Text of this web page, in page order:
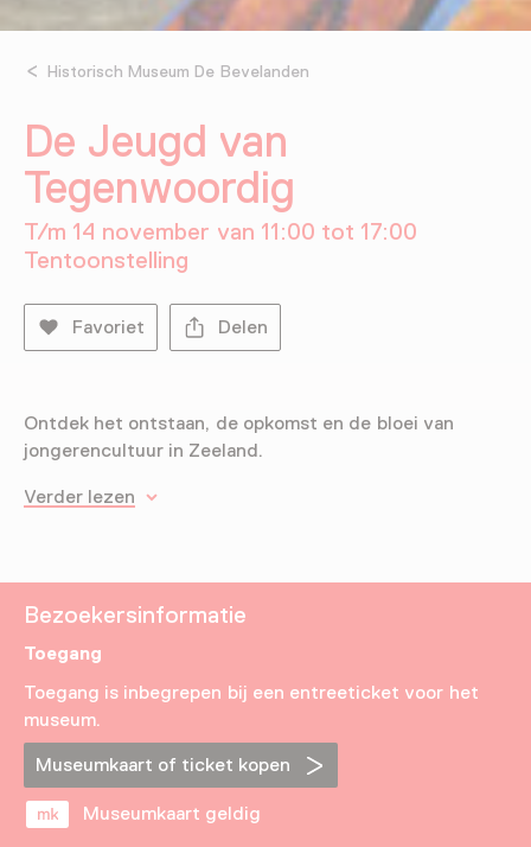
Historisch Museum De Bevelanden
De Jeugd van
Tegenwoordig
T/m 14 november van 11:00 tot 17:00
Tentoonstelling
Favoriet Delen
Ontdek het ontstaan, de opkomst en de bloei van
jongerencultuur in Zeeland.
Verder lezen
Bezoekersinformatie
Toegang
Toegang is inbegrepen bij een entreeticket voor het
museum.
Museumkaart of ticket kopen
Museumkaart geldig